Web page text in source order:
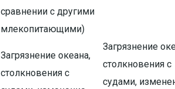
сравнении с другими
млекопитающими)
Загрязнение океана,
столкновения с
Загрязнение
столкновения с
судами,